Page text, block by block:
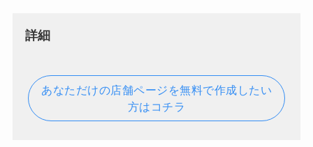
詳細
あなただけの店舗ページを無料で作成したい
方はコチラ